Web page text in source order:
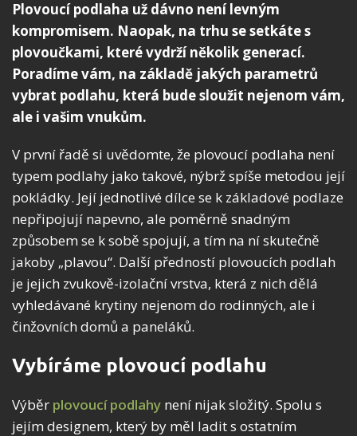
Plovoucí podlaha už dávno není levným
kompromisem. Naopak, na trhu se setkáte s
plovoučkami, které vydrží několik generací.
Poradíme vám, na základě jakých parametrů
vybrat podlahu, která bude sloužit nejenom vám,
ale i vašim vnukům.
V první řadě si uvědomte, že plovoucí podlaha není
typem podlahy jako takové, nýbrž spíše metodou její
pokládky. Její jednotlivé dílce se k základové podlaze
nepřipojují napevno, ale poměrně snadným
způsobem se k sobě spojují, a tím na ní skutečně
jakoby „plavou“. Další předností plovoucích podlah
je jejich zvukově-izolační vrstva, která z nich dělá
vyhledávané krytiny nejenom do rodinných, ale i
činžovních domů a paneláků.
Vybíráme plovoucí podlahu
Výběr plovoucí podlahy není nijak složitý. Spolu s
jejím designem, který by měl ladit s ostatním